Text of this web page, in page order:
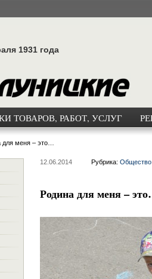
1931 года
ТОВАРОВ, РАБОТ, УСЛУГ
для меня – это…
12.06.2014 Рубрика: Общество
Родина для меня –